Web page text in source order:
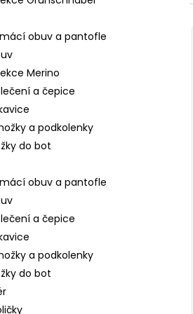
obuv a pantofle
Merino
a čepice
a podkolenky
do bot
obuv a pantofle
a čepice
a podkolenky
do bot